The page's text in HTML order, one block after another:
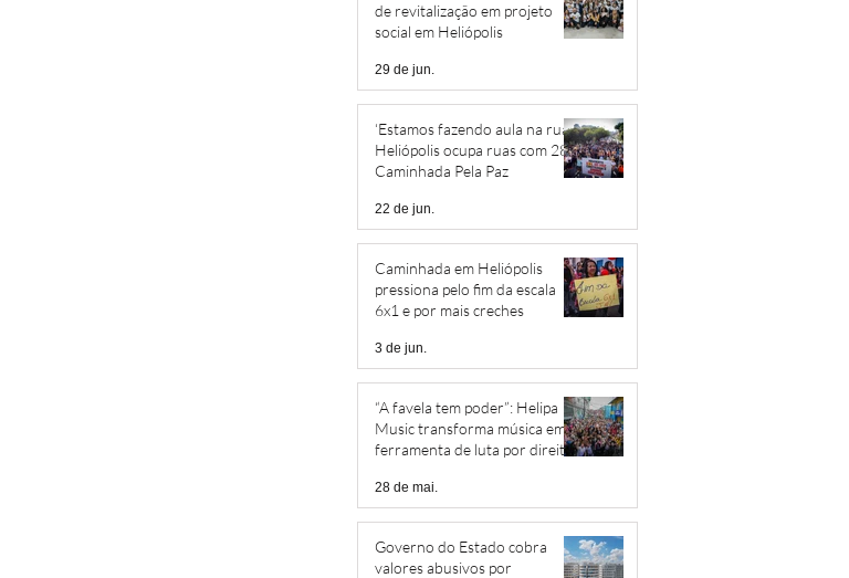
de revitalização em projeto
social em Heliópolis
29 de jun.
‘Estamos fazendo aula na rua’:
Heliópolis ocupa ruas com 28ª
Caminhada Pela Paz
22 de jun.
Caminhada em Heliópolis
pressiona pelo fim da escala
6x1 e por mais creches
3 de jun.
“A favela tem poder”: Helipa
Music transforma música em
ferramenta de luta por direitos
28 de mai.
Governo do Estado cobra
valores abusivos por